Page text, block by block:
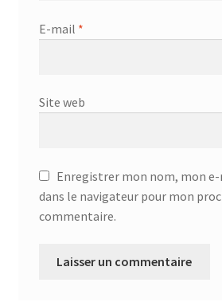
E-mail *
Site web
Enregistrer mon nom, mon
dans le navigateur pour mon
commentaire.